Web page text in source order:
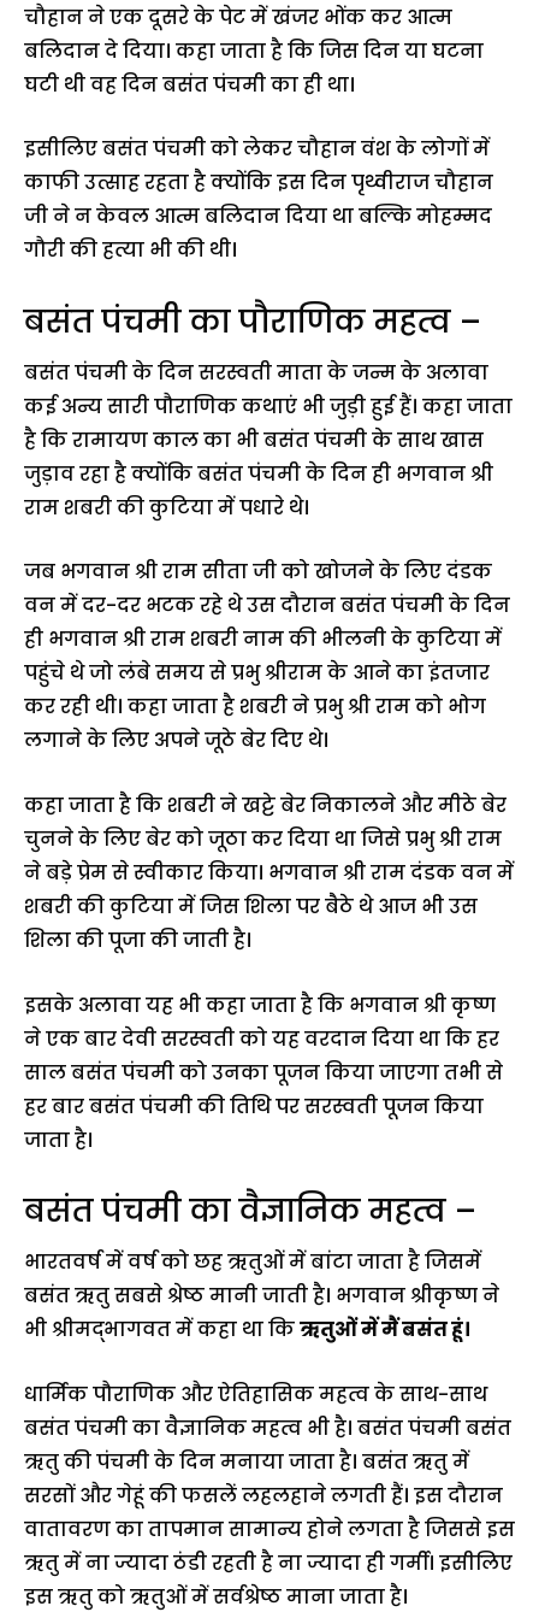
चौहान ने एक दूसरे के पेट में खंजर भोंक कर आत्म
बलिदान दे दिया। कहा जाता है कि जिस दिन या घटना
घटी थी वह दिन बसंत पंचमी का ही था।
इसीलिए बसंत पंचमी को लेकर चौहान वंश के लोगों में
काफी उत्साह रहता है क्योंकि इस दिन पृथ्वीराज चौहान
जी ने न केवल आत्म बलिदान दिया था बल्कि मोहम्मद
गौरी की हत्या भी की थी।
बसंत पंचमी का पौराणिक महत्व –
बसंत पंचमी के दिन सरस्वती माता के जन्म के अलावा
कई अन्य सारी पौराणिक कथाएं भी जुड़ी हुई हैं। कहा जाता
है कि रामायण काल का भी बसंत पंचमी के साथ खास
जुड़ाव रहा है क्योंकि बसंत पंचमी के दिन ही भगवान श्री
राम शबरी की कुटिया में पधारे थे।
जब भगवान श्री राम सीता जी को खोजने के लिए दंडक
वन में दर-दर भटक रहे थे उस दौरान बसंत पंचमी के दिन
ही भगवान श्री राम शबरी नाम की भीलनी के कुटिया में
पहुंचे थे जो लंबे समय से प्रभु श्रीराम के आने का इंतजार
कर रही थी। कहा जाता है शबरी ने प्रभु श्री राम को भोग
लगाने के लिए अपने जूठे बेर दिए थे।
कहा जाता है कि शबरी ने खट्टे बेर निकालने और मीठे बेर
चुनने के लिए बेर को जूठा कर दिया था जिसे प्रभु श्री राम
ने बड़े प्रेम से स्वीकार किया। भगवान श्री राम दंडक वन में
शबरी की कुटिया में जिस शिला पर बैठे थे आज भी उस
शिला की पूजा की जाती है।
इसके अलावा यह भी कहा जाता है कि भगवान श्री कृष्ण
ने एक बार देवी सरस्वती को यह वरदान दिया था कि हर
साल बसंत पंचमी को उनका पूजन किया जाएगा तभी से
हर बार बसंत पंचमी की तिथि पर सरस्वती पूजन किया
जाता है।
बसंत पंचमी का वैज्ञानिक महत्व –
भारतवर्ष में वर्ष को छह ऋतुओं में बांटा जाता है जिसमें
बसंत ऋतु सबसे श्रेष्ठ मानी जाती है। भगवान श्रीकृष्ण ने
भी श्रीमद्भागवत में कहा था किऋतुओं में मैं बसंत हूं।
धार्मिक पौराणिक और ऐतिहासिक महत्व के साथ-साथ
बसंत पंचमी का वैज्ञानिक महत्व भी है। बसंत पंचमी बसंत
ऋतु की पंचमी के दिन मनाया जाता है। बसंत ऋतु में
सरसों और गेहूं की फसलें लहलहाने लगती हैं। इस दौरान
वातावरण का तापमान सामान्य होने लगता है जिससे इस
ऋतु में ना ज्यादा ठंडी रहती है ना ज्यादा ही गर्मी। इसीलिए
इस ऋतु को ऋतुओं में सर्वश्रेष्ठ माना जाता है।